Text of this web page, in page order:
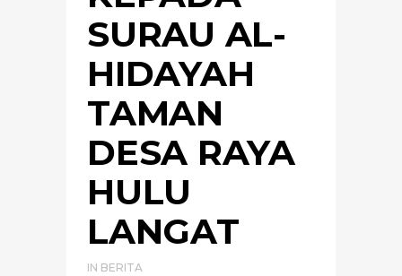
SURAU AL-
HIDAYAH
TAMAN
DESA RAYA
HULU
LANGAT
IN BERITA